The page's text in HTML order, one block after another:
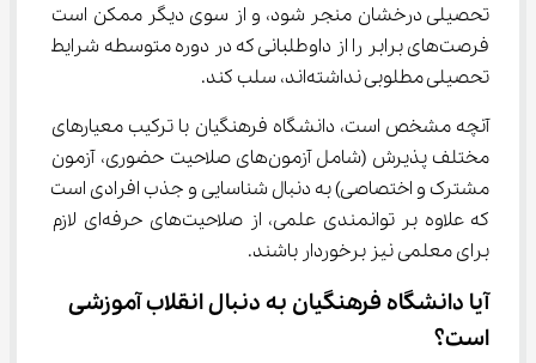
تحصیلی درخشان منجر شود، و از سوی دیگر ممکن است
فرصت‌های برابر را از داوطلبانی که در دوره متوسطه شرایط
تحصیلی مطلوبی نداشته‌اند، سلب کند.
آنچه مشخص است، دانشگاه فرهنگیان با ترکیب معیارهای
مختلف پذیرش (شامل آزمون‌های صلاحیت حضوری، آزمون
مشترک و اختصاصی) به دنبال شناسایی و جذب افرادی است
که علاوه بر توانمندی علمی، از صلاحیت‌های حرفه‌ای لازم
برای معلمی نیز برخوردار باشند.
آیا دانشگاه فرهنگیان به دنبال انقلاب آموزشی
است؟